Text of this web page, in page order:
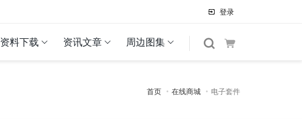
登录
资料下载 资讯文章 周边图集
首页 在线商城 电子套件